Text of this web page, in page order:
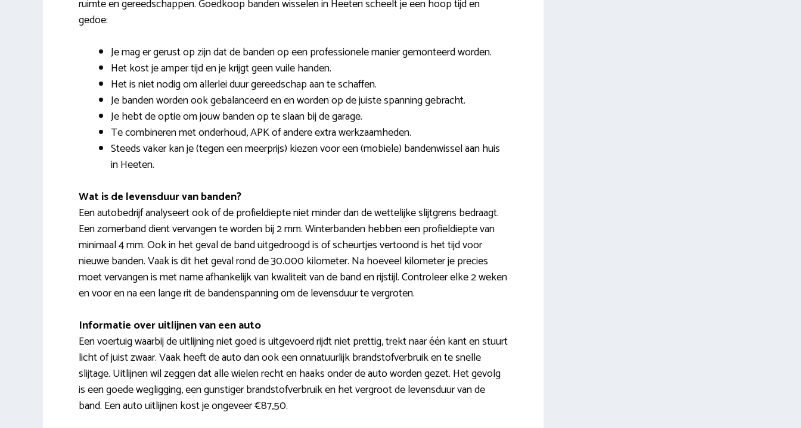
ruimte en gereedschappen. Goedkoop banden wisselen in Heeten scheelt je een hoop tijd en
gedoe:
Je mag er gerust op zijn dat de banden op een professionele manier gemonteerd worden.
Het kost je amper tijd en je krijgt geen vuile handen.
Het is niet nodig om allerlei duur gereedschap aan te schaffen.
Je banden worden ook gebalanceerd en en worden op de juiste spanning gebracht.
Je hebt de optie om jouw banden op te slaan bij de garage.
Te combineren met onderhoud, APK of andere extra werkzaamheden.
Steeds vaker kan je (tegen een meerprijs) kiezen voor een (mobiele) bandenwissel aan huis
in Heeten.
Wat is de levensduur van banden?
Een autobedrijf analyseert ook of de profieldiepte niet minder dan de wettelijke slijtgrens bedraagt.
Een zomerband dient vervangen te worden bij 2 mm. Winterbanden hebben een profieldiepte van
minimaal 4 mm. Ook in het geval de band uitgedroogd is of scheurtjes vertoond is het tijd voor
nieuwe banden. Vaak is dit het geval rond de 30.000 kilometer. Na hoeveel kilometer je precies
moet vervangen is met name afhankelijk van kwaliteit van de band en rijstijl. Controleer elke 2 weken
en voor en na een lange rit de bandenspanning om de levensduur te vergroten.
Informatie over uitlijnen van een auto
Een voertuig waarbij de uitlijning niet goed is uitgevoerd rijdt niet prettig, trekt naar één kant en stuurt
licht of juist zwaar. Vaak heeft de auto dan ook een onnatuurlijk brandstofverbruik en te snelle
slijtage. Uitlijnen wil zeggen dat alle wielen recht en haaks onder de auto worden gezet. Het gevolg
is een goede wegligging, een gunstiger brandstofverbruik en het vergroot de levensduur van de
band. Een auto uitlijnen kost je ongeveer €87,50.